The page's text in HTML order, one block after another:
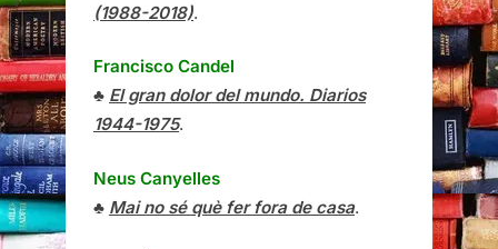
(1988-2018).
Francisco Candel
♣ El gran dolor del mundo. Diarios
1944-1975.
Neus Canyelles
♣ Mai no sé què fer fora de casa.